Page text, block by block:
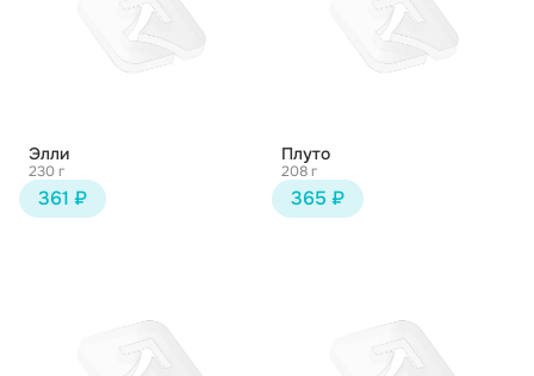
Элли
230 г
361 ₽
Плуто
208 г
365 ₽